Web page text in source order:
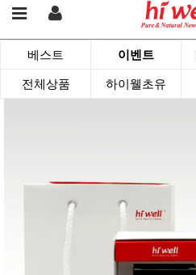
베스트 이벤트
전체상품 하이웰초유